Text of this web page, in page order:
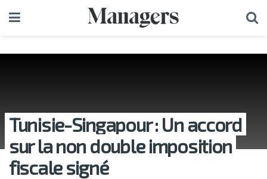
Tunisie-Singapour : Un accord
sur la non double imposition
fiscale signé